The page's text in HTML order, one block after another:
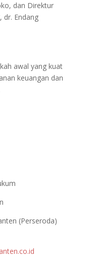
dan Direktur
dr. Endang
awal yang kuat
keuangan dan
(Perseroda)